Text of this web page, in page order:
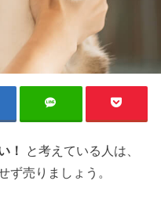
！
と考えている人は、
ず売りましょう。